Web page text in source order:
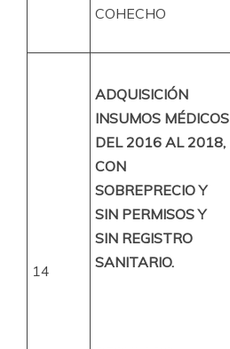
COHECHO
14
ADQUISICIÓN
INSUMOS MÉDICOS
DEL 2016 AL 2018,
CON
SOBREPRECIO Y
SIN PERMISOS Y
SIN REGISTRO
SANITARIO.